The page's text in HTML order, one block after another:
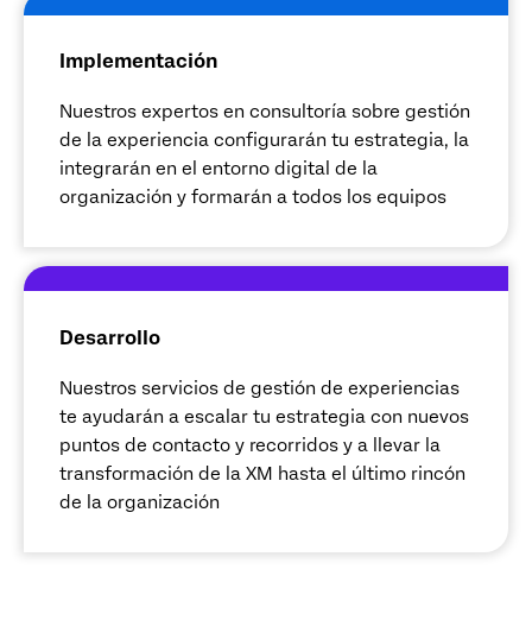
Implementación
Nuestros expertos en consultoría sobre gestión
de la experiencia configurarán tu estrategia, la
integrarán en el entorno digital de la
organización y formarán a todos los equipos
Desarrollo
Nuestros servicios de gestión de experiencias
te ayudarán a escalar tu estrategia con nuevos
puntos de contacto y recorridos y a llevar la
transformación de la XM hasta el último rincón
de la organización